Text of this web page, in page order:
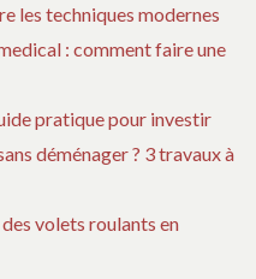
les techniques modernes
: comment faire une
pratique pour investir
déménager ? 3 travaux à
volets roulants en